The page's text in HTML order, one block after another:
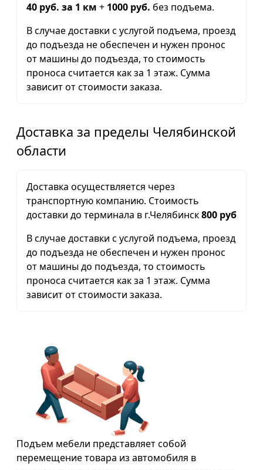
40 руб. за 1 км + 1000 руб. без подъема.
В случае доставки с услугой подъема, проезд
до подъезда не обеспечен и нужен пронос
от машины до подъезда, то стоимость
проноса считается как за 1 этаж. Сумма
зависит от стоимости заказа.
Доставка за пределы Челябинской
области
Доставка осуществляется через
транспортную компанию. Стоимость
доставки до терминала в г.Челябинск800 руб
В случае доставки с услугой подъема, проезд
до подъезда не обеспечен и нужен пронос
от машины до подъезда, то стоимость
проноса считается как за 1 этаж. Сумма
зависит от стоимости заказа.
Подъем мебели представляет собой
перемещение товара из автомобиля в